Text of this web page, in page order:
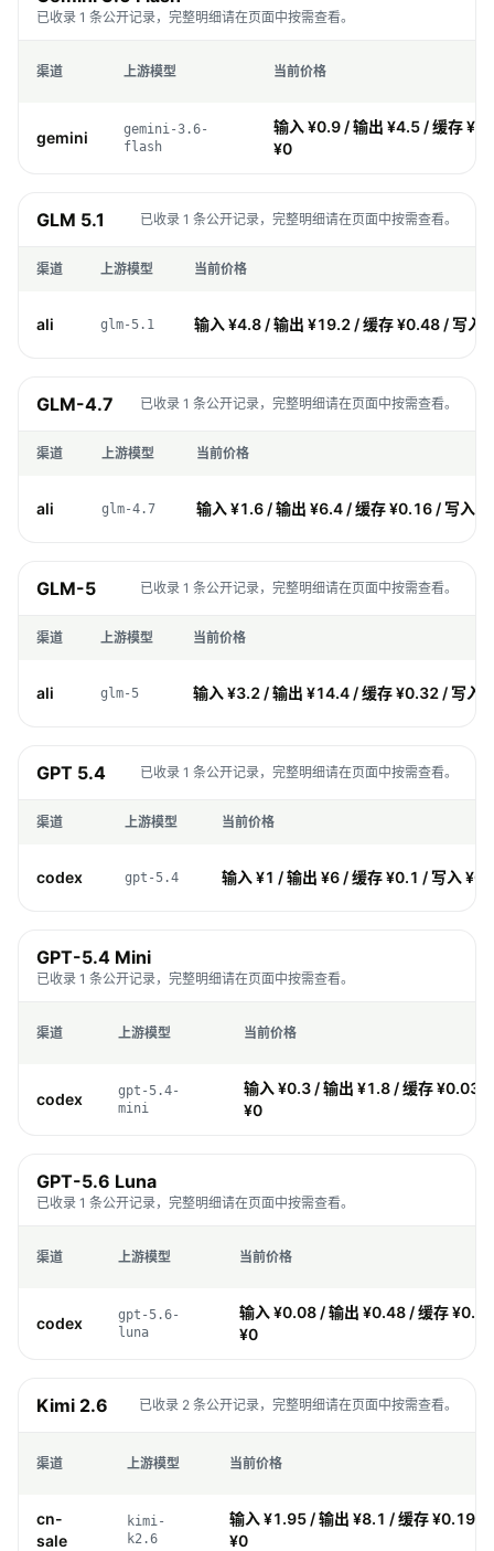
已收录 1 条公开记录，完整明细请在页面中按需查看。
渠道 上游模型 当前价格
gemini
gemini-3.6-
flash
输入 ¥0.9 / 输出 ¥4.5 / 缓存
¥0
GLM 5.1 已收录 1 条公开记录，完整明细请在页面中按需查看。
渠道 上游模型 当前价格
ali glm-5.1 输入 ¥4.8 / 输出 ¥19.2 / 缓存 ¥0.48 / 写入
GLM-4.7 已收录 1 条公开记录，完整明细请在页面中按需查看。
渠道 上游模型 当前价格
ali glm-4.7 输入 ¥1.6 / 输出 ¥6.4 / 缓存 ¥0.16 / 写入
GLM-5 已收录 1 条公开记录，完整明细请在页面中按需查看。
渠道 上游模型 当前价格
ali glm-5 输入 ¥3.2 / 输出 ¥14.4 / 缓存 ¥0.32 / 写入
GPT 5.4 已收录 1 条公开记录，完整明细请在页面中按需查看。
渠道 上游模型 当前价格
codex gpt-5.4 输入 ¥1 / 输出 ¥6 / 缓存 ¥0.1 / 写入 ¥0
GPT-5.4 Mini
已收录 1 条公开记录，完整明细请在页面中按需查看。
渠道 上游模型 当前价格
codex
gpt-5.4-
mini
输入 ¥0.3 / 输出 ¥1.8 / 缓存 ¥0.03 /
¥0
GPT-5.6 Luna
已收录 1 条公开记录，完整明细请在页面中按需查看。
渠道 上游模型 当前价格
codex
gpt-5.6-
luna
输入 ¥0.08 / 输出 ¥0.48 / 缓存
¥0
Kimi 2.6 已收录 2 条公开记录，完整明细请在页面中按需查看。
渠道 上游模型 当前价格
cn-
sale
kimi-
k2.6
输入 ¥1.95 / 输出 ¥8.1 / 缓存 ¥0.195
¥0